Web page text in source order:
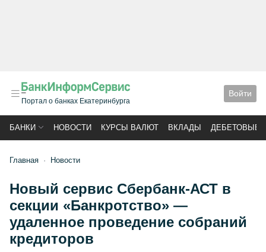
Портал о банках Екатеринбурга
Войти
БАНКИ НОВОСТИ КУРСЫ ВАЛЮТ ВКЛАДЫ ДЕБЕТОВЫЕ
Главная Новости
Новый сервис Сбербанк-АСТ в
секции «Банкротство» —
удаленное проведение собраний
кредиторов